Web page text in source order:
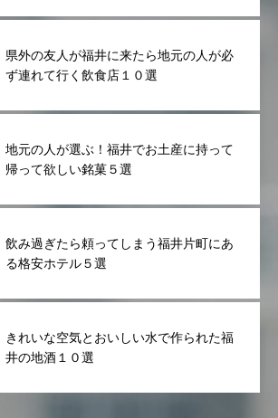
県外の友人が福井に来たら地元の人が必
ず連れて行く飲食店１０選
地元の人が選ぶ！福井でお土産に持って
帰って欲しい銘菓５選
飲み過ぎたら頼ってしまう福井片町にあ
る格安ホテル５選
きれいな空気とおいしい水で作られた福
井の地酒１０選